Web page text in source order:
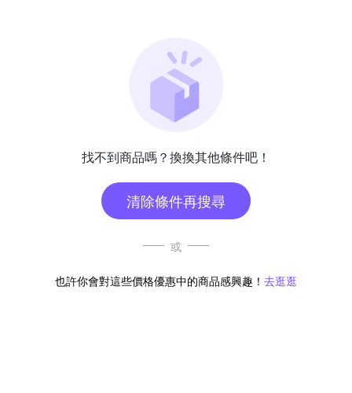
找不到商品嗎？換換其他條件吧！
清除條件再搜尋
或
也許你會對這些價格優惠中的商品感興趣！ 去逛逛